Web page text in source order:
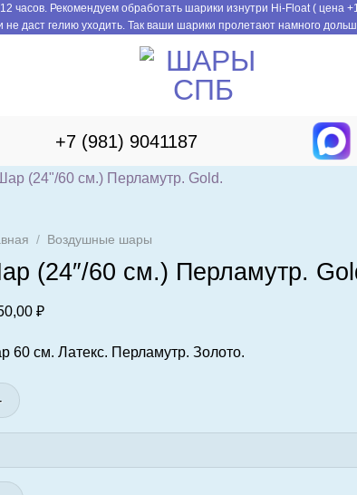
часов. Рекомендуем обработать шарики изнутри Hi-Float ( цена
даст гелию уходить. Так ваши шарики пролетают намного
+7 (981) 9041187
/ Воздушные шары
(24″/60 см.) Перламутр.
₽
60 см. Латекс. Перламутр. Золото.